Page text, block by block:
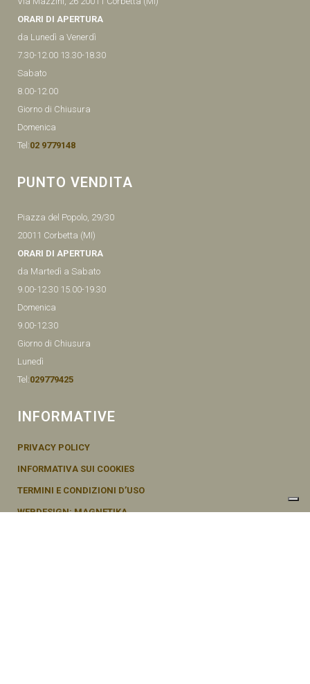
ORARI DI APERTURA
da Lunedì a Venerdì
7.30-12.00 13.30-18.30
Sabato
8.00-12.00
Giorno di Chiusura
Domenica
Tel:02 9779148
PUNTO VENDITA
Piazza del Popolo, 29/30
20011 Corbetta (MI)
ORARI DI APERTURA
da Martedì a Sabato
9.00-12.30 15.00-19.30
Domenica
9.00-12.30
Giorno di Chiusura
Lunedì
Tel:029779425
INFORMATIVE
PRIVACY POLICY
INFORMATIVA SUI COOKIES
TERMINI E CONDIZIONI D’USO
WEBDESIGN: MAGNETIKA